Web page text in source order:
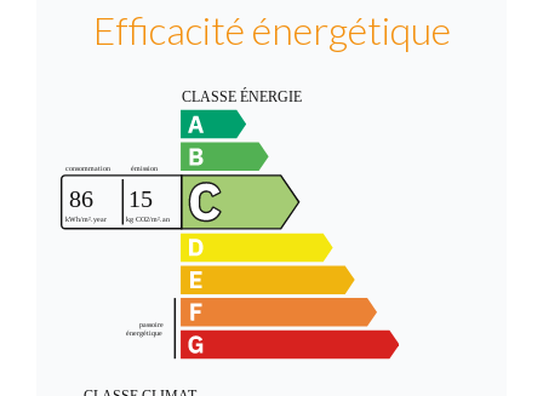
Efficacité énergétique